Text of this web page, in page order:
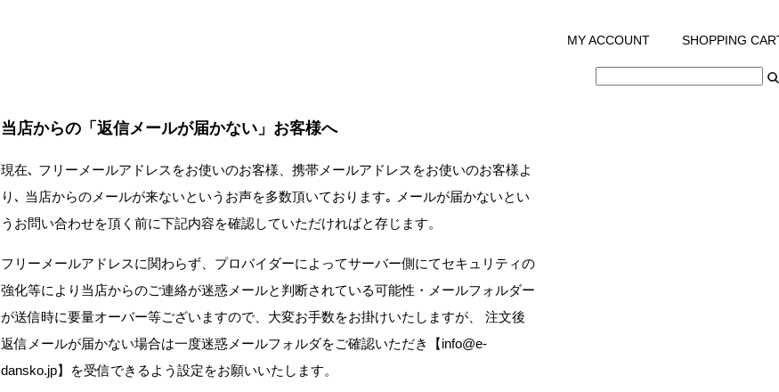
MY ACCOUNT SHOPPING
当店からの「返信メールが届かない」お客様へ
現在､ フリーメールアドレスをお使いのお客様、携帯メールアドレスをお使いのお客様よ
り､ 当店からのメールが来ないというお声を多数頂いております｡ メールが届かないとい
うお問い合わせを頂く前に下記内容を確認していただければと存じます。
フリーメールアドレスに関わらず、プロバイダーによってサーバー側にてセキュリティの
強化等により当店からのご連絡が迷惑メールと判断されている可能性・メールフォルダー
が送信時に要量オーバー等ございますので、大変お手数をお掛けいたしますが、 注文後
返信メールが届かない場合は一度迷惑メールフォルダをご確認いただき【info@e-
dansko.jp】を受信できるよう設定をお願いいたします。